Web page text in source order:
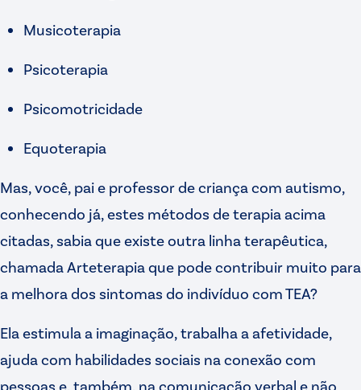
Musicoterapia
Psicoterapia
Psicomotricidade
Equoterapia
Mas, você, pai e professor de criança com autismo,
conhecendo já, estes métodos de terapia acima
citadas, sabia que existe outra linha terapêutica,
chamada Arteterapia que pode contribuir muito para
a melhora dos sintomas do indivíduo com TEA?
Ela estimula a imaginação, trabalha a afetividade,
ajuda com habilidades sociais na conexão com
pessoas e, também, na comunicação verbal e não